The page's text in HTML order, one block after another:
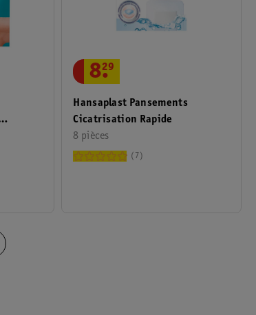
Hansaplast Pansements
Cicatrisation Rapide
8 pièces
8.
29
7